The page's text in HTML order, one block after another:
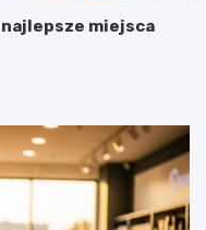
najlepsze miejsca